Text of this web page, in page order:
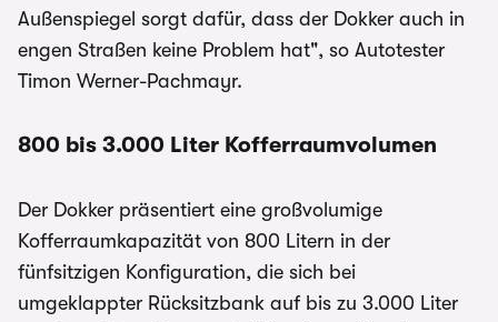
Außenspiegel sorgt dafür, dass der Dokker auch in
engen Straßen keine Problem hat", so Autotester
Timon Werner-Pachmayr.
800 bis 3.000 Liter Kofferraumvolumen
Der Dokker präsentiert eine großvolumige
Kofferraumkapazität von 800 Litern in der
fünfsitzigen Konfiguration, die sich bei
umgeklappter Rücksitzbank auf bis zu 3.000 Liter